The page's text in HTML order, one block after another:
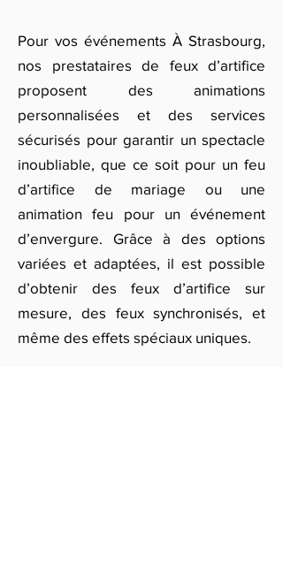
Pour vos événements À Strasbourg,
nos prestataires de feux d’artifice
proposent des animations
personnalisées et des services
sécurisés pour garantir un spectacle
inoubliable, que ce soit pour un feu
d’artifice de mariage ou une
animation feu pour un événement
d’envergure. Grâce à des options
variées et adaptées, il est possible
d’obtenir des feux d’artifice sur
mesure, des feux synchronisés, et
même des effets spéciaux uniques.